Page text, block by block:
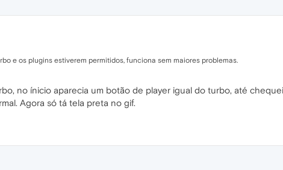
e os plugins estiverem permitidos, funciona sem maiores problemas.
no ínicio aparecia um botão de player igual do turbo, até
Agora só tá tela preta no gif.